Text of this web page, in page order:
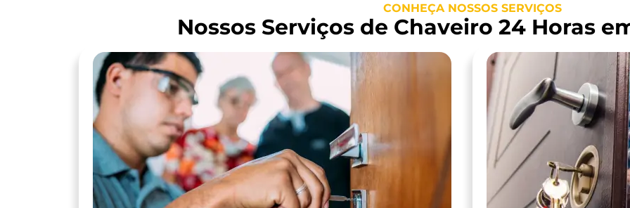
CONHEÇA NOSSOS SERVIÇOS
Nossos Serviços de Chaveiro 24 Horas